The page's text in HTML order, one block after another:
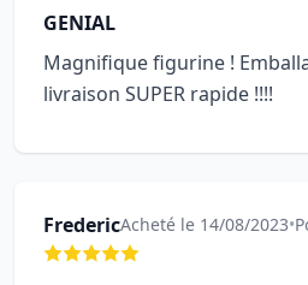
GENIAL
Magnifique figurine !
livraison SUPER rapide !!!!
FredericAcheté le 14/08/2023•